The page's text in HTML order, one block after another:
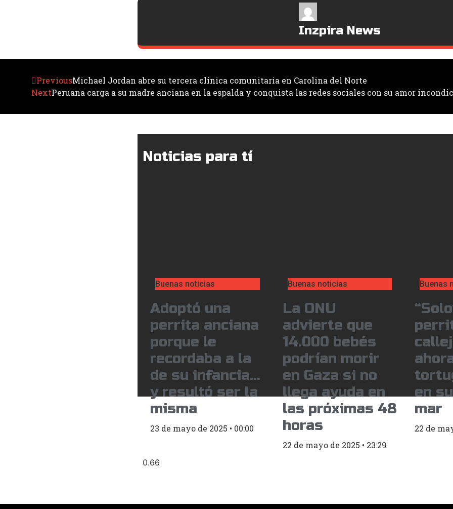
Inzpira News
PreviousMichael Jordan abre su tercera clínica comunitaria en Carolina del Norte
NextPeruana carga a su madre anciana en la espalda y conquista las redes sociales con su amor
Noticias para tí
Buenas noticias
Adoptó una
perrita anciana
porque le
recordaba a la
de su infancia…
y resultó ser la
misma
23 de mayo de 2025 00:00
Buenas noticias
La ONU
advierte que
14.000 bebés
podrían morir
en Gaza si no
llega ayuda en
las próximas 48
horas
22 de mayo de 2025 23:29
Buenas
en
mar
22 de